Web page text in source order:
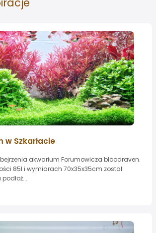
w Szkarłacie
akwarium Forumowicza bloodraven.
85l i wymiarach 70x35x35cm został